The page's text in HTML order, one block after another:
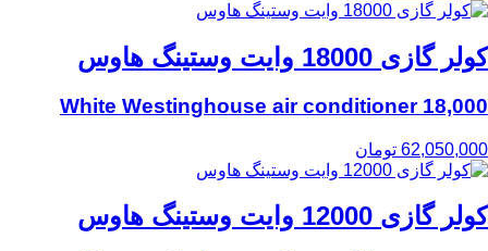
کولر گازی 18000 وایت وستینگ هاوس
18,000 White Westinghouse air conditioner
62,050,000 تومان
کولر گازی 12000 وایت وستینگ هاوس